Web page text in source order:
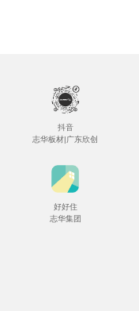
抖音
志华板材|广东欣创
好好住
志华集团